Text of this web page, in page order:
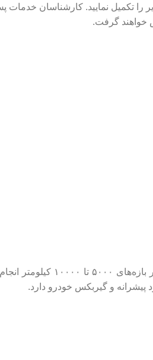
را تکمیل نمایید. کارشناسان خدمات
خواهند گرفت.
شامل چکاپ‌های منظم و تعویض قطعات